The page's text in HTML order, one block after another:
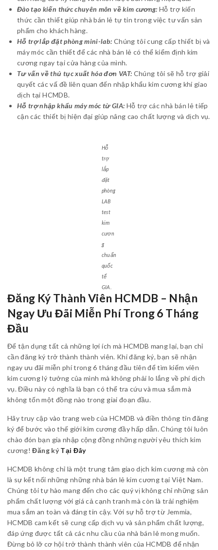
Đào tạo kiến thức chuyên môn về kim cương: Hỗ trợ kiến
thức cần thiết giúp nhà bán lẻ tự tin trong việc tư vấn sản
phẩm cho khách hàng.
Hỗ trợ lắp đặt phòng mini-lab: Chúng tôi cung cấp thiết bị và
máy móc cần thiết để các nhà bán lẻ có thể kiểm định kim
cương ngay tại cửa hàng của mình.
Tư vấn về thủ tục xuất hóa đơn VAT: Chúng tôi sẽ hỗ trợ giải
quyết các vấ đề liên quan đến nhập khẩu kim cương khi giao
dịch tại HCMDB.
Hỗ trợ nhập khẩu máy móc từ GIA: Hỗ trợ các nhà bán lẻ tiếp
cận các thiết bị hiện đại giúp nâng cao chất lượng và dịch vụ.
Hỗ
trợ
lắp
đặt
phòng
LAB
test
kim
cươn
g
chuẩn
quốc
tế
GIA.
Đăng Ký Thành Viên HCMDB – Nhận
Ngay Ưu Đãi Miễn Phí Trong 6 Tháng
Đầu
Để tận dụng tất cả những lợi ích mà HCMDB mang lại, bạn chỉ
cần đăng ký trở thành thành viên. Khi đăng ký, bạn sẽ nhận
ngay ưu đãi miễn phí trong 6 tháng đầu tiên để tìm kiếm viên
kim cương lý tưởng của mình mà không phải lo lắng về phí dịch
vụ. Điều này có nghĩa là bạn có thể tra cứu và mua sắm mà
không tốn một đồng nào trong giai đoạn đầu.
Hãy truy cập vào trang web của HCMDB và điền thông tin đăng
ký để bước vào thế giới kim cương đầy hấp dẫn. Chúng tôi luôn
chào đón bạn gia nhập cộng đồng những người yêu thích kim
cương!Đăng kýTại Đây
HCMDB không chỉ là một trung tâm giao dịch kim cương mà còn
là sự kết nối những những nhà bán lẻ kim cương tại Việt Nam.
Chúng tôi tự hào mang đến cho các quý vị không chỉ những sản
phẩm chất lượng với giá cả cạnh tranh mà còn là trải nghiệm
mua sắm an toàn và đáng tin cậy. Với sự hỗ trợ từ Jemmia,
HCMDB cam kết sẽ cung cấp dịch vụ và sản phẩm chất lượng,
đáp ứng được tất cả các nhu cầu của nhà bán lẻ mong muốn.
Đừng bỏ lỡ cơ hội trở thành thành viên của HCMDB để nhận